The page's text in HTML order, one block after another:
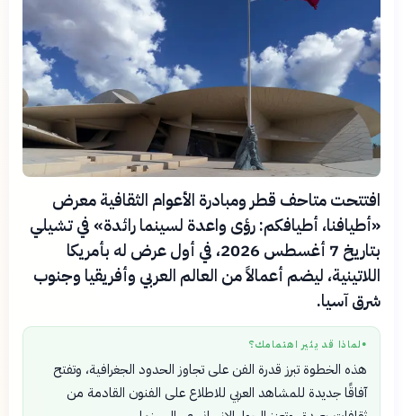
افتتحت متاحف قطر ومبادرة الأعوام الثقافية معرض
«أطيافنا، أطيافكم: رؤى واعدة لسينما رائدة» في تشيلي
بتاريخ 7 أغسطس 2026، في أول عرض له بأمريكا
اللاتينية، ليضم أعمالاً من العالم العربي وأفريقيا وجنوب
شرق آسيا.
● لماذا قد يثير اهتمامك؟
هذه الخطوة تبرز قدرة الفن على تجاوز الحدود الجغرافية، وتفتح
آفاقًا جديدة للمشاهد العربي للاطلاع على الفنون القادمة من